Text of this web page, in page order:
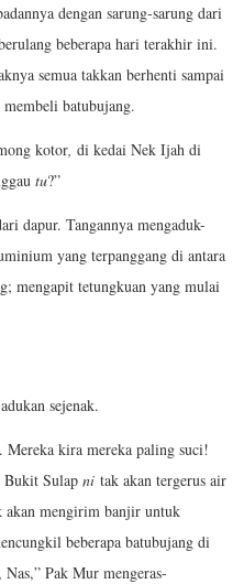
dengan sarung-sarung dari
beberapa hari terakhir ini.
semua takkan berhenti sampai
batubujang.
kotor di kedai Nek Ijah di
tu?”
dapur. Tangannya mengaduk-
yang terpanggang di antara
mengapit tetungkuan yang mulai
sejenak.
. Mereka kira mereka paling suci!
Bukit Sulap ni tak akan tergerus air
akan mengirim banjir untuk
beberapa batubujang di
Pak Mur mengeras-